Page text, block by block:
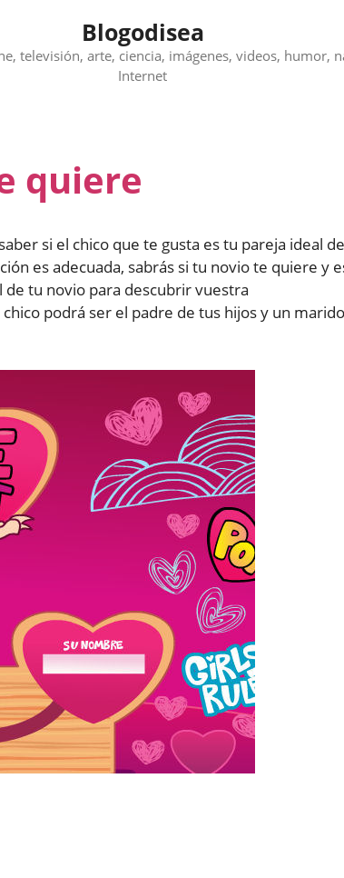
Blogodisea
televisión, arte, ciencia, imágenes, videos, humor,
Internet
quiere
si el chico que te gusta es tu pareja ideal de
es adecuada, sabrás si tu novio te quiere y
tu novio para descubrir vuestra
podrá ser el padre de tus hijos y un marido